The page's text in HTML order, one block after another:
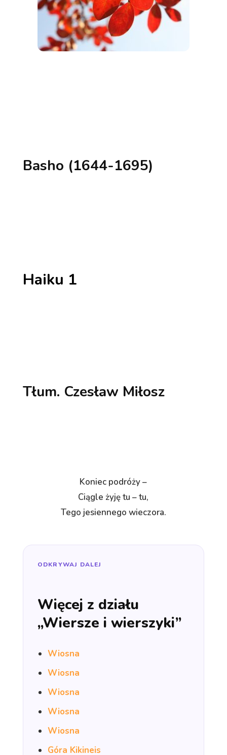
Basho (1644-1695)
Haiku 1
Tłum. Czesław Miłosz
Koniec podróży –
Ciągle żyję tu – tu,
Tego jesiennego wieczora.
ODKRYWAJ DALEJ
Więcej z działu
„Wiersze i wierszyki”
Wiosna
Wiosna
Wiosna
Wiosna
Wiosna
Góra Kikineis